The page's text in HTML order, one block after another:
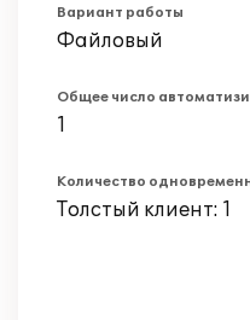
Вариант работы
Файловый
Общее число
1
Количество
Толстый клиент: 1